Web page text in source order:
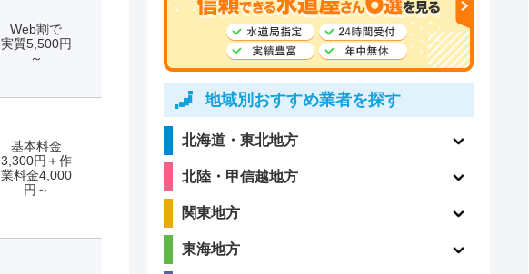
Web割で
実質5,500円
～
4.1
（198件）
基本料金
3,300円＋作
業料金4,000
円～
（33件）
地域別おすすめ業者を探す
北海道・東北地方
北陸・甲信越地方
関東地方
東海地方